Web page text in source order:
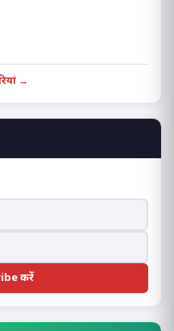
→
करें